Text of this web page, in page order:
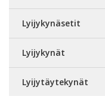
Lyijykynäsetit
Lyijykynät
Lyijytäytekynät